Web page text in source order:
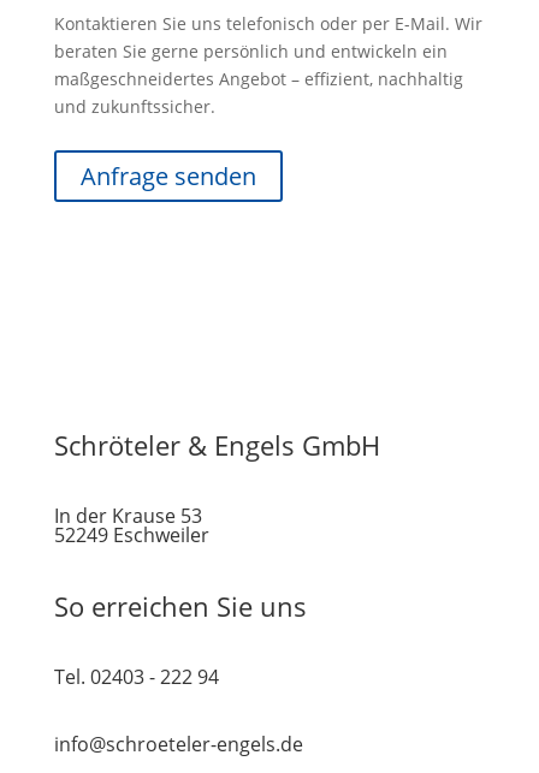
Kontaktieren Sie uns telefonisch oder per E-Mail. Wir
beraten Sie gerne persönlich und entwickeln ein
maßgeschneidertes Angebot – effizient, nachhaltig
und zukunftssicher.
Anfrage senden
Schröteler & Engels GmbH
In der Krause 53
52249 Eschweiler
So erreichen Sie uns
Tel. 02403 - 222 94
info@schroeteler-engels.de